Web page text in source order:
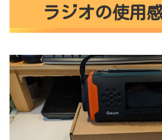
ラジオの使用